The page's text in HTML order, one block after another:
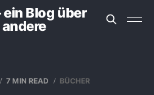
Blog über
7 MIN READ BÜCHER